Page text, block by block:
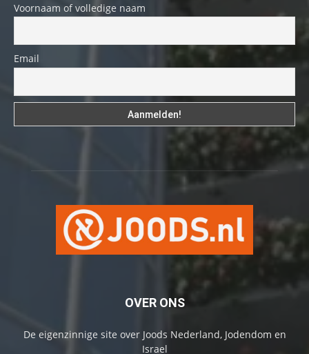
Voornaam of volledige naam
Email
OVER ONS
De eigenzinnige site over Joods Nederland, Jodendom en
Israel